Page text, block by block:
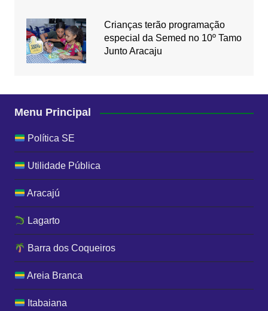
Crianças terão programação
especial da Semed no 10º Tamo
Junto Aracaju
Menu Principal
Política SE
Utilidade Pública
Aracajú
Lagarto
Barra dos Coqueiros
Areia Branca
Itabaiana